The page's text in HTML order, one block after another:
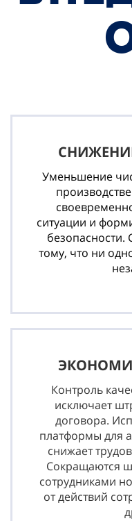
Уменьшение
ситуации и
безопасности.
тому, что ни
Контроль
исключает
договора.
платформы для
снижает
Сокращаются
сотрудниками
от действий